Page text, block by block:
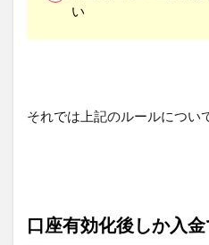
い
それでは上記のルールについ
口座有効化後しか入